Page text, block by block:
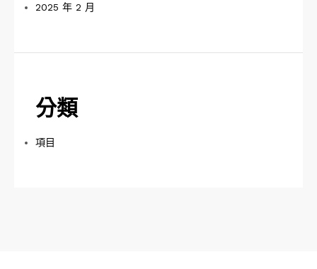
2025 年 2 月
分類
項目